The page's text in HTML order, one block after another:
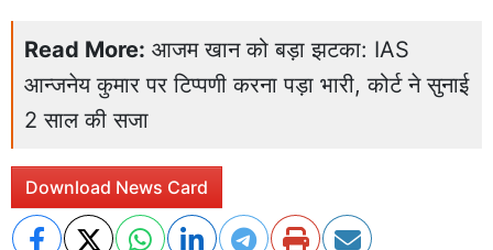
Read More: आजम खान को बड़ा झटका: IAS
आन्जनेय कुमार पर टिप्पणी करना पड़ा भारी, कोर्ट ने सुनाई
2 साल की सजा
Download News Card